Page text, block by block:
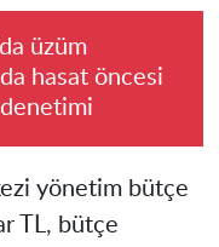
üzüm
hasat öncesi
yönetim bütçe
TL, bütçe